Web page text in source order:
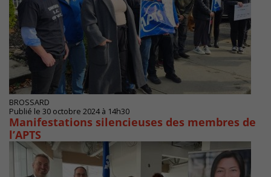
BROSSARD
Publié le 30 octobre 2024 à 14h30
Manifestations silencieuses des membres de
l’APTS